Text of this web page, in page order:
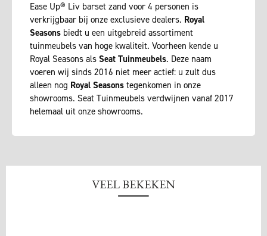
Ease Up® Liv barset zand voor 4 personen is
verkrijgbaar bij onze exclusieve dealers. Royal
Seasons biedt u een uitgebreid assortiment
tuinmeubels van hoge kwaliteit. Voorheen kende u
Royal Seasons als Seat Tuinmeubels. Deze naam
voeren wij sinds 2016 niet meer actief: u zult dus
alleen nog Royal Seasons tegenkomen in onze
showrooms. Seat Tuinmeubels verdwijnen vanaf 2017
helemaal uit onze showrooms.
VEEL BEKEKEN